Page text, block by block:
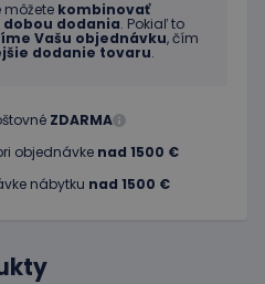
môžete kombinovať
dodania. Pokiaľ to
Vašu objednávku, čím
dodanie tovaru.
ZDARMA
objednávke nad 1500 €
nábytku nad 1500 €